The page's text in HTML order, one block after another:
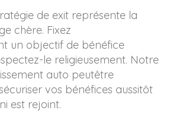
de exit représente la
chère. Fixez
un objectif de bénéfice
le religieusement. Notre
auto peutêtre
vos bénéfices aussitôt
est rejoint.